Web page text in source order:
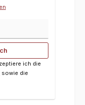
ich die
sowie die